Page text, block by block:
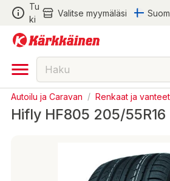
Tu
ki
Valitse myymäläsi
Autoilu ja Caravan / Renkaat ja vanteet
Hifly HF805 205/